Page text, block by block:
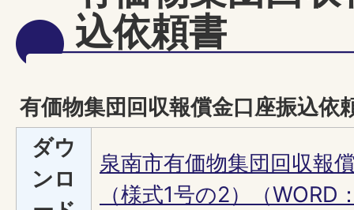
込依頼書
有価物集団回収報償金口座振込依
ダウ
ンロ
泉南市有価物集団回収報
（様式1号の2）（WORD